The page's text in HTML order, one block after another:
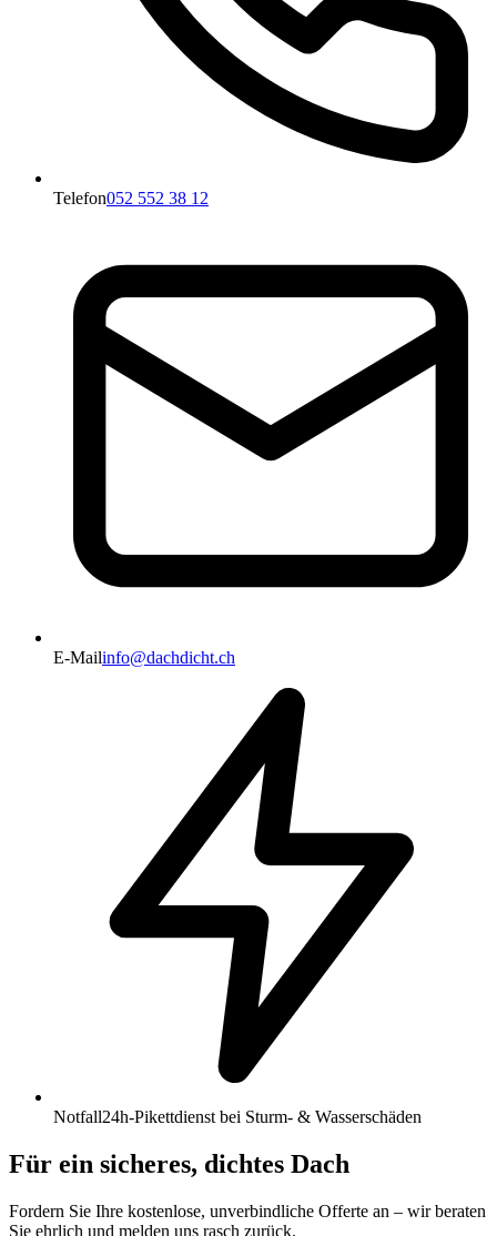
Telefon052 552 38 12
E-Mailinfo@dachdicht.ch
Notfall24h-Pikettdienst bei Sturm- & Wasserschäden
Für ein sicheres, dichtes Dach
Fordern Sie Ihre kostenlose, unverbindliche Offerte an – wir beraten
Sie ehrlich und melden uns rasch zurück.